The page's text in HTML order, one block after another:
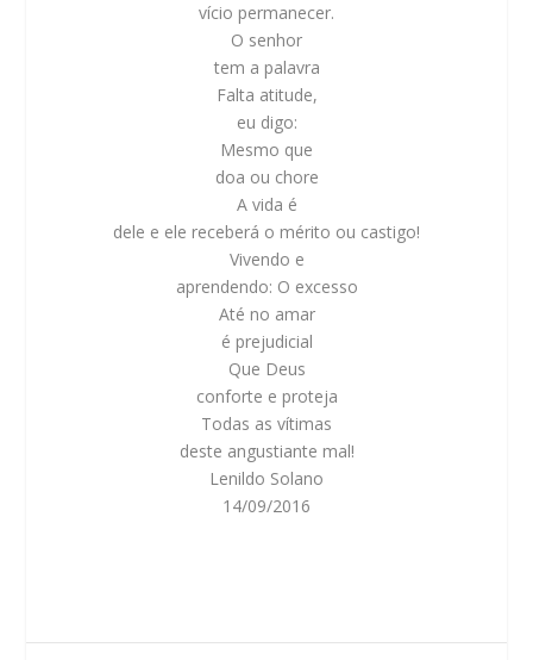
vício permanecer.
O senhor
tem a palavra
Falta atitude,
eu digo:
Mesmo que
doa ou chore
A vida é
dele e ele receberá o mérito ou castigo!
Vivendo e
aprendendo: O excesso
Até no amar
é prejudicial
Que Deus
conforte e proteja
Todas as vítimas
deste angustiante mal!
Lenildo Solano
14/09/2016